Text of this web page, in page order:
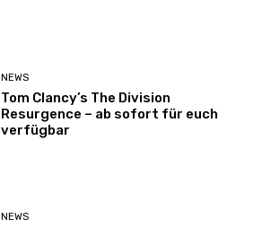
NEWS
Tom Clancy’s The Division
Resurgence – ab sofort für euch
verfügbar
NEWS